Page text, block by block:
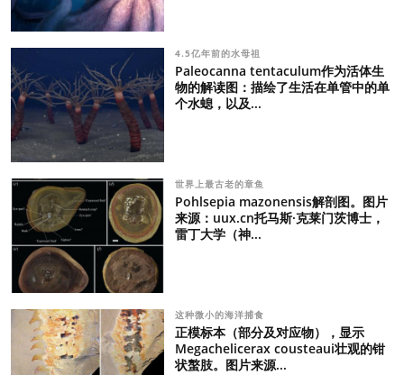
4.5亿年前的水母祖
Paleocanna tentaculum作为活体生
物的解读图：描绘了生活在单管中的单
个水螅，以及...
世界上最古老的章鱼
Pohlsepia mazonensis解剖图。图片
来源：uux.cn托马斯·克莱门茨博士，
雷丁大学（神...
这种微小的海洋捕食
正模标本（部分及对应物），显示
Megachelicerax cousteaui壮观的钳
状螯肢。图片来源...